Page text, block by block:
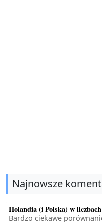
Najnowsze
Holandia (i Polska) w liczbach
Bardzo ciekawe